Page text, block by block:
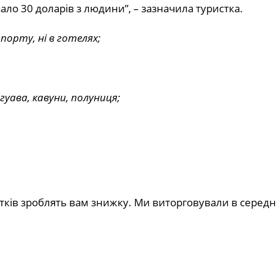
30 доларів з людини”, – зазначила туристка.
ні в готелях;
кавуни, полуниця;
зроблять вам знижку. Ми виторговували в